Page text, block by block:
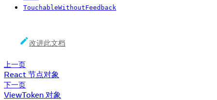
TouchableWithoutFeedback
改进此文档
上一页
React 节点对象
下一页
ViewToken 对象